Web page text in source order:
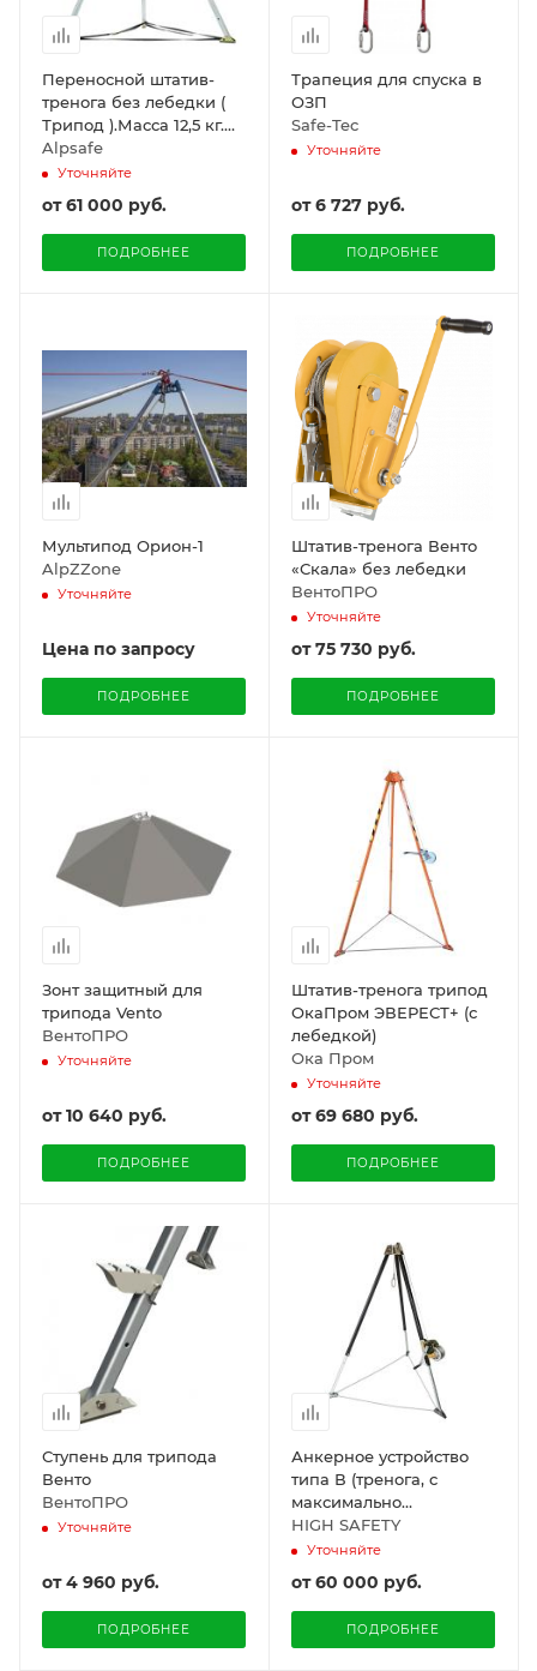
Переносной штатив-
тренога без лебедки (
Трипод ).Масса 12,5 кг.
Alpsafe
Alpsafe
Уточняйте
от61 000 руб.
ПОДРОБНЕЕ
Трапеция для спуска в
ОЗП
Safe-Tec
Уточняйте
от6 727 руб.
ПОДРОБНЕЕ
Мультипод Орион-1
AlpZZone
Уточняйте
Цена по запросу
ПОДРОБНЕЕ
Штатив-тренога Венто
«Скала» без лебедки
ВентоПРО
Уточняйте
от75 730 руб.
ПОДРОБНЕЕ
Зонт защитный для
трипода Vento
ВентоПРО
Уточняйте
от10 640 руб.
ПОДРОБНЕЕ
Штатив-тренога трипод
ОкаПром ЭВЕРЕСТ+ (с
лебедкой)
Ока Пром
Уточняйте
от69 680 руб.
ПОДРОБНЕЕ
Ступень для трипода
Венто
ВентоПРО
Уточняйте
от4 960 руб.
ПОДРОБНЕЕ
Анкерное устройство
типа В (тренога, с
максимально
допустимым
одновременным числом
пользователей - не
более трёх)
HIGH SAFETY
Уточняйте
от60 000 руб.
ПОДРОБНЕЕ